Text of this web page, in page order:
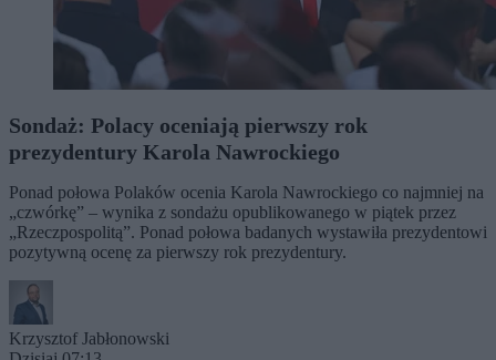
Sondaż: Polacy oceniają pierwszy rok
prezydentury Karola Nawrockiego
Ponad połowa Polaków ocenia Karola Nawrockiego co najmniej na
„czwórkę” – wynika z sondażu opublikowanego w piątek przez
„Rzeczpospolitą”. Ponad połowa badanych wystawiła prezydentowi
pozytywną ocenę za pierwszy rok prezydentury.
Krzysztof Jabłonowski